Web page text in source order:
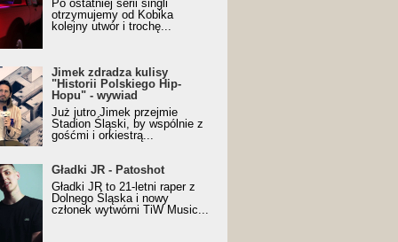
Po ostatniej serii singli
otrzymujemy od Kobika
kolejny utwór i trochę...
zdradza kulisy "Historii
Hip-Hopu" - wywiad
Jimek zdradza kulisy
"Historii Polskiego Hip-
Hopu" - wywiad
Już jutro Jimek przejmie
Stadion Śląski, by wspólnie z
gośćmi i orkiestrą...
JR - Patoshot
Gładki JR - Patoshot
Gładki JR to 21-letni raper z
Dolnego Śląska i nowy
członek wytwórni TiW Music...